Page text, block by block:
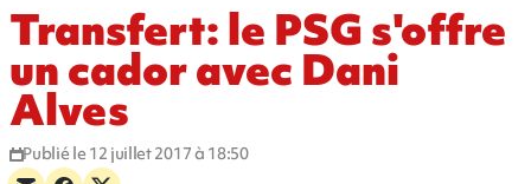
Transfert: le PSG s'offre
un cador avec Dani
Alves
Publié le 12 juillet 2017 à 18:50